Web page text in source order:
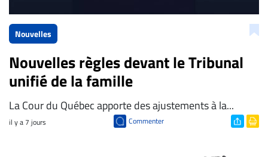
Nouvelles
Nouvelles règles devant le Tribunal
unifié de la famille
​La Cour du Québec apporte des ajustements à la...
il y a 7 jours Commenter